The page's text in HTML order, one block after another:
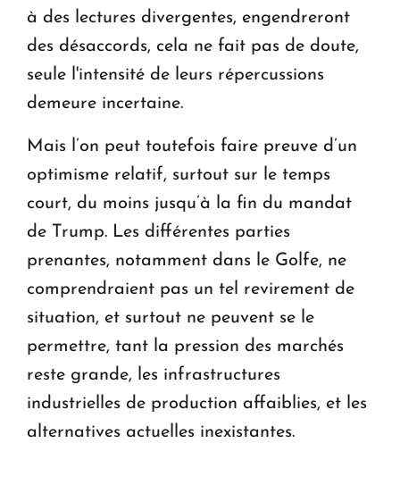
à des lectures divergentes, engendreront
des désaccords, cela ne fait pas de doute,
seule l'intensité de leurs répercussions
demeure incertaine.
Mais l’on peut toutefois faire preuve d’un
optimisme relatif, surtout sur le temps
court, du moins jusqu’à la fin du mandat
de Trump. Les différentes parties
prenantes, notamment dans le Golfe, ne
comprendraient pas un tel revirement de
situation, et surtout ne peuvent se le
permettre, tant la pression des marchés
reste grande, les infrastructures
industrielles de production affaiblies, et les
alternatives actuelles inexistantes.